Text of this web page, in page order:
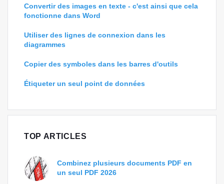
Convertir des images en texte - c'est ainsi que cela
fonctionne dans Word
Utiliser des lignes de connexion dans les
diagrammes
Copier des symboles dans les barres d'outils
Étiqueter un seul point de données
TOP ARTICLES
Combinez plusieurs documents PDF en
un seul PDF 2026